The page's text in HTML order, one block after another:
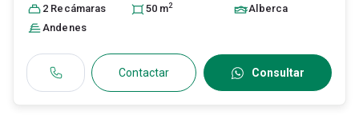
2 Recámaras 50 m2
Alberca
Andenes
Contactar Consultar